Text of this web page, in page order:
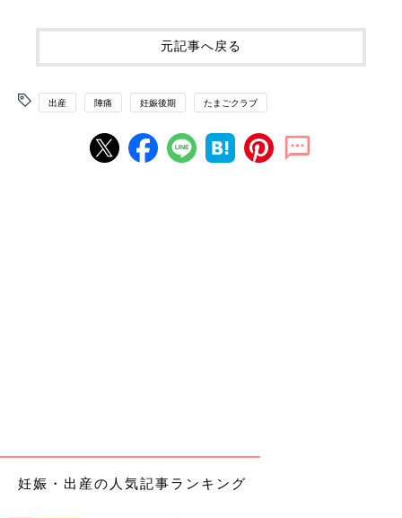
元記事へ戻る
出産 陣痛 妊娠後期 たまごクラブ
妊娠・出産の人気記事ランキング